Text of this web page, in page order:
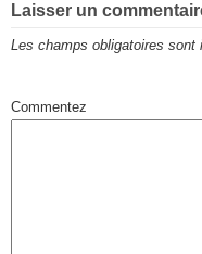
Laisser un
Les champs obligatoires sont
Commentez